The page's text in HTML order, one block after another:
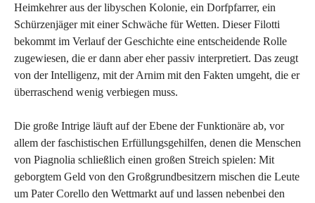
Heimkehrer aus der libyschen Kolonie, ein Dorfpfarrer, ein
Schürzenjäger mit einer Schwäche für Wetten. Dieser Filotti
bekommt im Verlauf der Geschichte eine entscheidende Rolle
zugewiesen, die er dann aber eher passiv interpretiert. Das zeugt
von der Intelligenz, mit der Arnim mit den Fakten umgeht, die er
überraschend wenig verbiegen muss.
Die große Intrige läuft auf der Ebene der Funktionäre ab, vor
allem der faschistischen Erfüllungsgehilfen, denen die Menschen
von Piagnolia schließlich einen großen Streich spielen: Mit
geborgtem Geld von den Großgrundbesitzern mischen die Leute
um Pater Corello den Wettmarkt auf und lassen nebenbei den